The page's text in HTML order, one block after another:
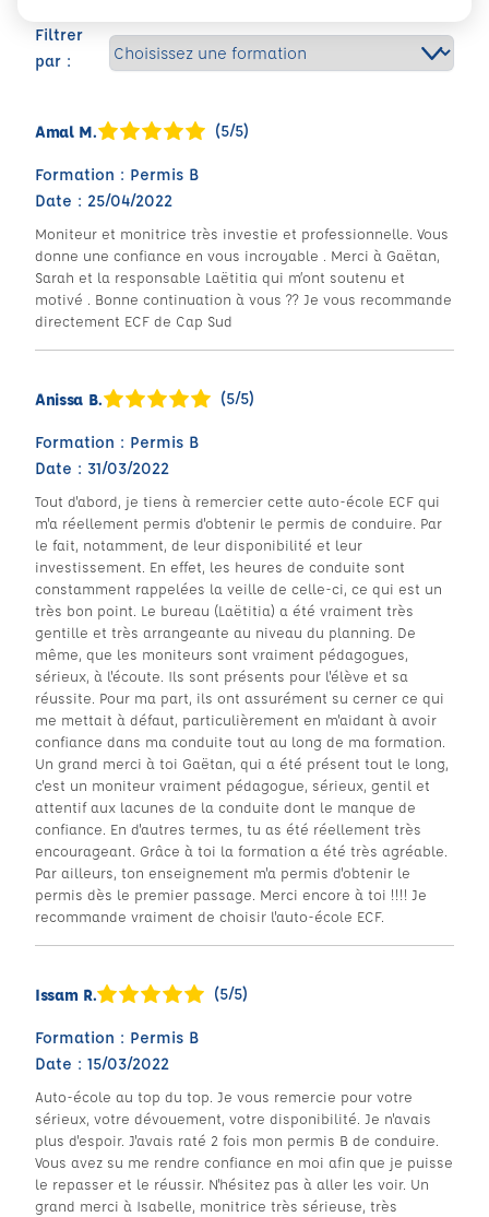
Filtrer
par :
Amal M. (5/5)
Formation : Permis B
Date : 25/04/2022
Moniteur et monitrice très investie et professionnelle. Vous
donne une confiance en vous incroyable . Merci à Gaëtan,
Sarah et la responsable Laëtitia qui m’ont soutenu et
motivé . Bonne continuation à vous ?? Je vous recommande
directement ECF de Cap Sud
Anissa B. (5/5)
Formation : Permis B
Date : 31/03/2022
Tout d'abord, je tiens à remercier cette auto-école ECF qui
m'a réellement permis d'obtenir le permis de conduire. Par
le fait, notamment, de leur disponibilité et leur
investissement. En effet, les heures de conduite sont
constamment rappelées la veille de celle-ci, ce qui est un
très bon point. Le bureau (Laëtitia) a été vraiment très
gentille et très arrangeante au niveau du planning. De
même, que les moniteurs sont vraiment pédagogues,
sérieux, à l'écoute. Ils sont présents pour l'élève et sa
réussite. Pour ma part, ils ont assurément su cerner ce qui
me mettait à défaut, particulièrement en m'aidant à avoir
confiance dans ma conduite tout au long de ma formation.
Un grand merci à toi Gaëtan, qui a été présent tout le long,
c'est un moniteur vraiment pédagogue, sérieux, gentil et
attentif aux lacunes de la conduite dont le manque de
confiance. En d'autres termes, tu as été réellement très
encourageant. Grâce à toi la formation a été très agréable.
Par ailleurs, ton enseignement m'a permis d'obtenir le
permis dès le premier passage. Merci encore à toi !!!! Je
recommande vraiment de choisir l'auto-école ECF.
Issam R. (5/5)
Formation : Permis B
Date : 15/03/2022
Auto-école au top du top. Je vous remercie pour votre
sérieux, votre dévouement, votre disponibilité. Je n'avais
plus d'espoir. J'avais raté 2 fois mon permis B de conduire.
Vous avez su me rendre confiance en moi afin que je puisse
le repasser et le réussir. N'hésitez pas à aller les voir. Un
grand merci à Isabelle, monitrice très sérieuse, très